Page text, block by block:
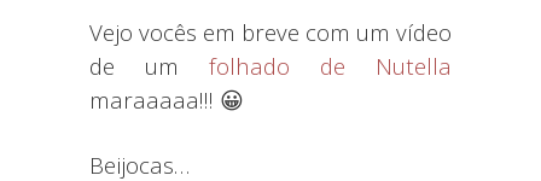
Vejo vocês em breve com um vídeo
de um folhado de Nutella
maraaaaa!!! 😀
Beijocas…